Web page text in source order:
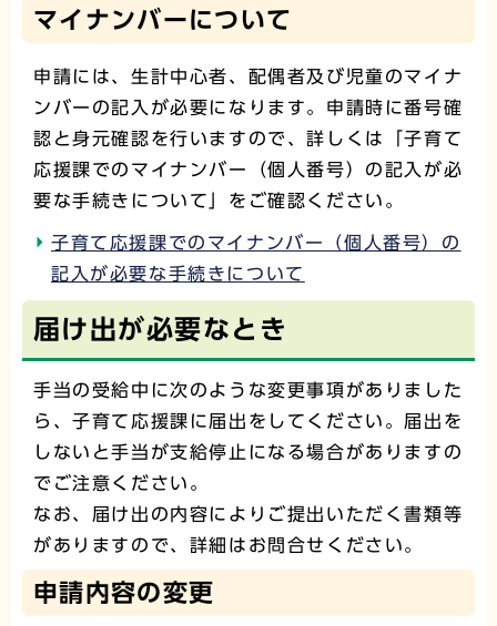
マイナンバーについて
申請には、生計中心者、配偶者及び児童のマイナ
ンバーの記入が必要になります。申請時に番号確
認と身元確認を行いますので、詳しくは「子育て
応援課でのマイナンバー（個人番号）の記入が必
要な手続きについて」をご確認ください。
子育て応援課でのマイナンバー（個人番号）の
記入が必要な手続きについて
届け出が必要なとき
手当の受給中に次のような変更事項がありました
ら、子育て応援課に届出をしてください。届出を
しないと手当が支給停止になる場合がありますの
でご注意ください。
なお、届け出の内容によりご提出いただく書類等
がありますので、詳細はお問合せください。
申請内容の変更